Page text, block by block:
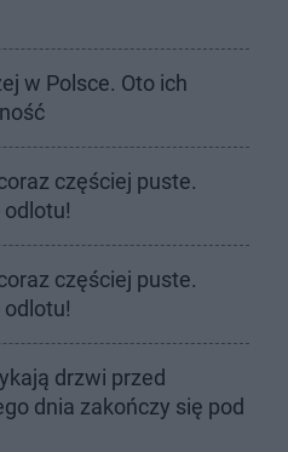
w Polsce. Oto ich
częściej puste.
odlotu!
częściej puste.
odlotu!
drzwi przed
dnia zakończy się pod